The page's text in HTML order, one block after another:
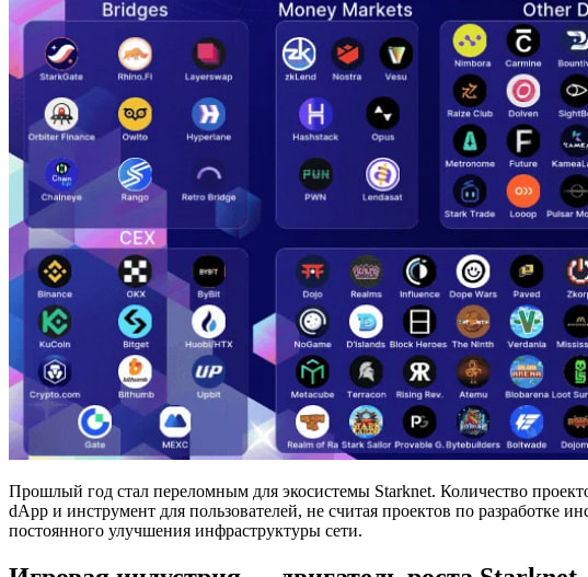
Прошлый год стал переломным для экосистемы Starknet. Количество
dApp и инструмент для пользователей, не считая проектов по разработке
постоянного улучшения инфраструктуры сети.